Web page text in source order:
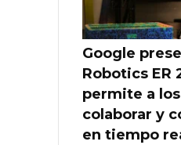
Google
Robotics ER
permite a
colaborar y
en tiempo